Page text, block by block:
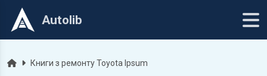
Autolib
ГоловнаКниги з ремонту Toyota Ipsum